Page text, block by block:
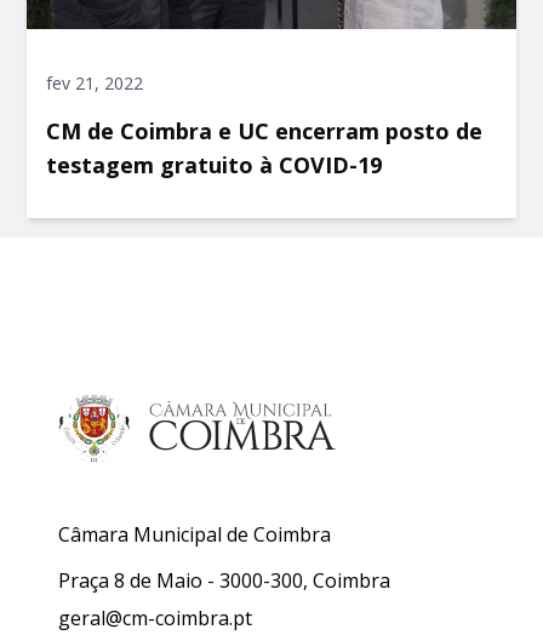
fev 21, 2022
CM de Coimbra e UC encerram posto de
testagem gratuito à COVID-19
Câmara Municipal de Coimbra
Praça 8 de Maio - 3000-300, Coimbra
geral@cm-coimbra.pt